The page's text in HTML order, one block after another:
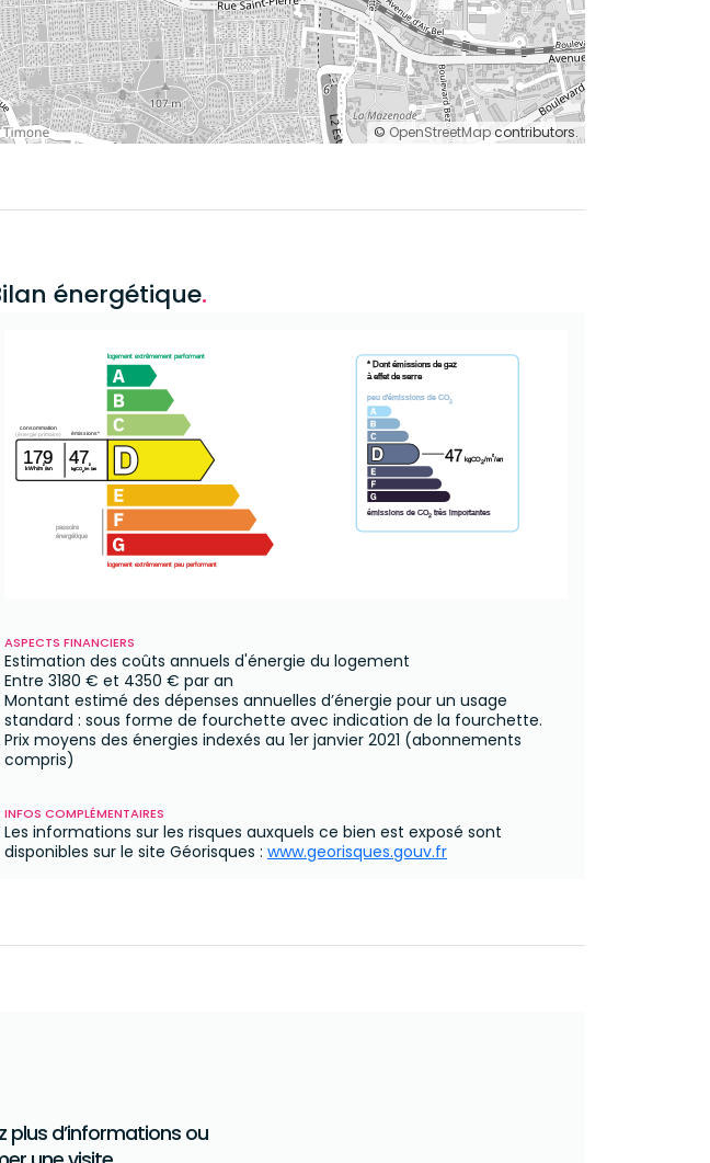
© OpenStreetMapcontributors.
énergétique.
passoire
énergétique
logement extrêmement performant
logement extrêmement peu performant
consommation
(énergie primaire)
179
kWh/m²/an
émissions*
47
kgCO2 /m
²
/an
* Dont émissions de gaz
à effet de serre
peu d'émissions de CO2
émissions de CO2 très importantes
47 kgCO2/m²/an
ASPECTS FINANCIERS
Estimation des coûts annuels d'énergie du logement
Entre 3180 € et 4350 € par an
Montant estimé des dépenses annuelles d’énergie pour un usage
standard : sous forme de fourchette avec indication de la fourchette.
Prix moyens des énergies indexés au 1er janvier 2021 (abonnements
compris)
INFOS COMPLÉMENTAIRES
Les informations sur les risques auxquels ce bien est exposé sont
disponibles sur le site Géorisques : www.georisques.gouv.fr
plus d’informations ou